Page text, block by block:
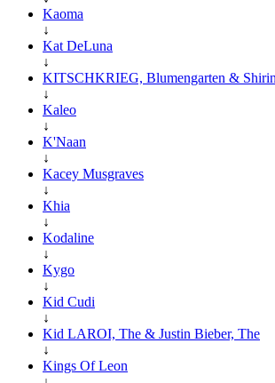
Kaoma
↓
Kat DeLuna
↓
KITSCHKRIEG, Blumengarten &
↓
Kaleo
↓
K'Naan
↓
Kacey Musgraves
↓
Khia
↓
Kodaline
↓
Kygo
↓
Kid Cudi
↓
Kid LAROI, The & Justin Bieber, The
↓
Kings Of Leon